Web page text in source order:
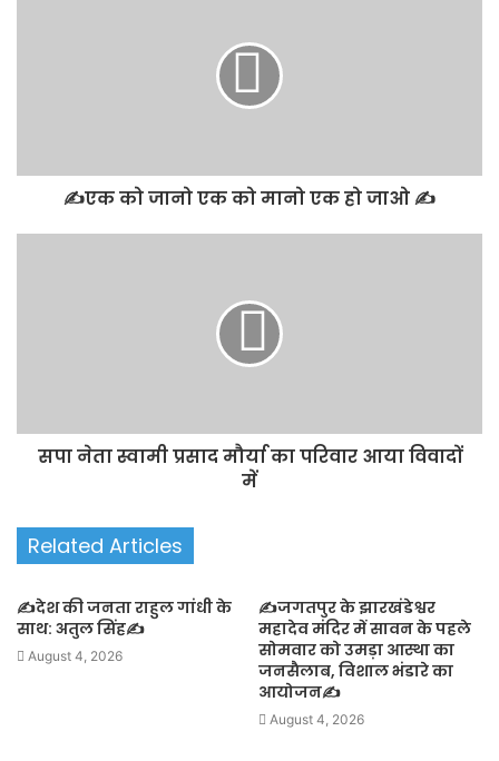
✍️एक को जानो एक को मानो एक हो जाओ ✍️
सपा नेता स्वामी प्रसाद मौर्या का परिवार आया विवादों
में
Related Articles
✍️देश की जनता राहुल गांधी के
साथ: अतुल सिंह✍️
August 4, 2026
✍️जगतपुर के झारखंडेश्वर
महादेव मंदिर में सावन के पहले
सोमवार को उमड़ा आस्था का
जनसैलाब, विशाल भंडारे का
आयोजन✍️
August 4, 2026